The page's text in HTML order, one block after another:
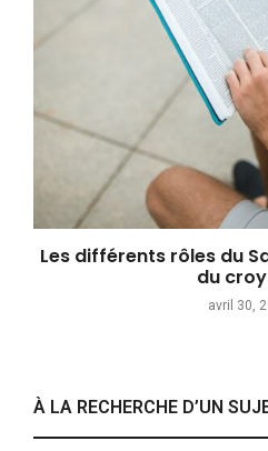
Les différents rôles du
du
avril 30,
À LA RECHERCHE D’UN